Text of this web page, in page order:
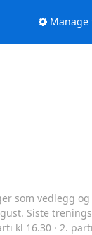
Manage
som vedlegg
Siste
kl 16.30 · 2.